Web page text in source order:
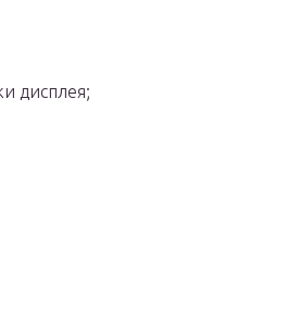
дисплея;